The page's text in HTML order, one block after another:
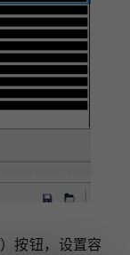
按钮，设置容